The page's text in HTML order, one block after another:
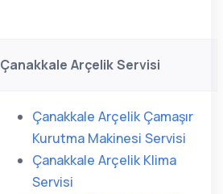
Çanakkale Arçelik Servisi
Çanakkale Arçelik Çamaşır
Kurutma Makinesi Servisi
Çanakkale Arçelik Klima
Servisi